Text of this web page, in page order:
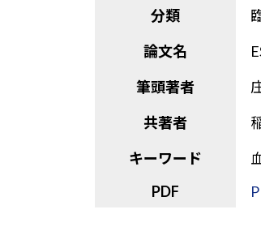
分類
論文名
筆頭著者
共著者
キーワード
PDF